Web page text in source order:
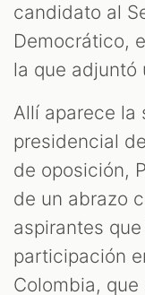
candidato al
Democrático,
la que adjuntó
Allí aparece la
presidencial
de oposición,
de un abrazo
aspirantes
participación
Colombia,